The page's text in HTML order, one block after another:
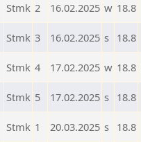
Stmk 2 16.02.2025 w 18.8
Stmk 3 16.02.2025 s 18.8
Stmk 4 17.02.2025 w 18.8
Stmk 5 17.02.2025 s 18.8
Stmk 1 20.03.2025 s 18.8